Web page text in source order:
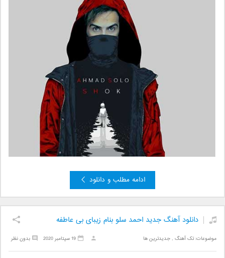
ادامه مطلب و دانلود
دانلود آهنگ جدید احمد سلو بنام زیبای بی عاطفه
موضوعات:تک آهنگ ,جدیدترین ها بدون نظر 19 سپتامبر 2020